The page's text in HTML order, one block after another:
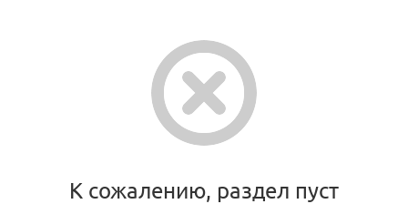
К сожалению, раздел пуст